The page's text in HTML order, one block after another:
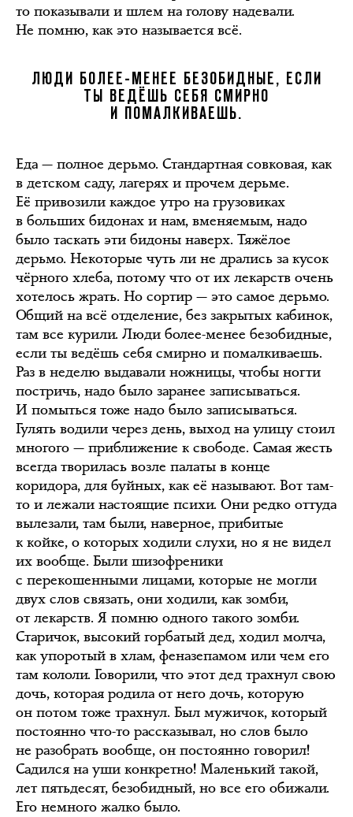
то показывали и шлем на голову надевали.
Не помню, как это называется всё.
ЛЮДИ БОЛЕЕ-МЕНЕЕ БЕЗОБИДНЫЕ, ЕСЛИ
ТЫ ВЕДЁШЬ СЕБЯ СМИРНО
И ПОМАЛКИВАЕШЬ.
Еда — полное дерьмо. Стандартная совковая, как
в детском саду, лагерях и прочем дерьме.
Её привозили каждое утро на грузовиках
в больших бидонах и нам, вменяемым, надо
было таскать эти бидоны наверх. Тяжёлое
дерьмо. Некоторые чуть ли не дрались за кусок
чёрного хлеба, потому что от их лекарств очень
хотелось жрать. Но сортир — это самое дерьмо.
Общий на всё отделение, без закрытых кабинок,
там все курили. Люди более-менее безобидные,
если ты ведёшь себя смирно и помалкиваешь.
Раз в неделю выдавали ножницы, чтобы ногти
постричь, надо было заранее записываться.
И помыться тоже надо было записываться.
Гулять водили через день, выход на улицу стоил
многого — приближение к свободе. Самая жесть
всегда творилась возле палаты в конце
коридора, для буйных, как её называют. Вот там-
то и лежали настоящие психи. Они редко оттуда
вылезали, там были, наверное, прибитые
к койке, о которых ходили слухи, но я не видел
их вообще. Были шизофреники
с перекошенными лицами, которые не могли
двух слов связать, они ходили, как зомби,
от лекарств. Я помню одного такого зомби.
Старичок, высокий горбатый дед, ходил молча,
как упоротый в хлам, феназепамом или чем его
там кололи. Говорили, что этот дед трахнул свою
дочь, которая родила от него дочь, которую
он потом тоже трахнул. Был мужичок, который
постоянно что-то рассказывал, но слов было
не разобрать вообще, он постоянно говорил!
Садился на уши конкретно! Маленький такой,
лет пятьдесят, безобидный, но все его обижали.
Его немного жалко было.